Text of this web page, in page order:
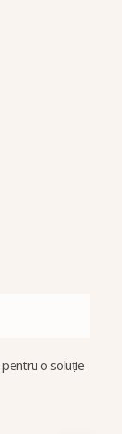
pentru o soluție